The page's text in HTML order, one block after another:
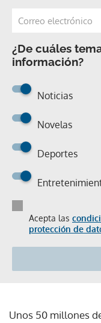
¿De cuáles
información?
Noticias
Novelas
Deportes
Acepta las
protección de
Unos 50 millones